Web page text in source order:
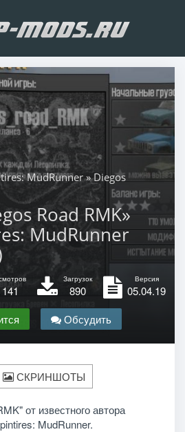
MudRunner» Diegos
Road RMK»
MudRunner
Загрузок
890
Версия
05.04.19
Обсудить
СКРИНШОТЫ
от известного автора
MudRunner.